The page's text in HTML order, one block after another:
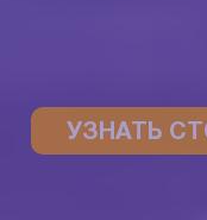
УЗНАТЬ